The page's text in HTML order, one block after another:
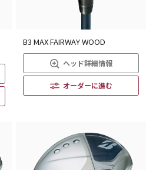
B3 MAX FAIRWAY WOOD
ヘッド詳細情報
オーダーに進む